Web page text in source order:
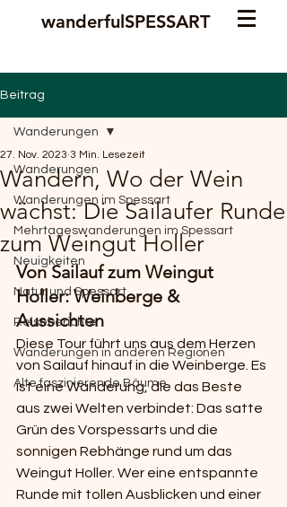
wanderfulSPESSART
Beitrag
Wanderungen
Wanderungen im Spessart
Mehrtageswanderungen im Spessart
Neuigkeiten
Natur und Spessart
Reiseberichte
Wanderungen in anderen Regionen
Alte faszinierende Bäume
Wanderungen
Wandern, Wo der Wein
wächst: Die Sailaufer Runde
zum Weingut Holler
27. Nov. 2023 3 Min. Lesezeit
Von Sailauf zum Weingut
Holler: Weinberge &
Aussichten
Diese Tour führt uns aus dem Herzen
von Sailauf hinauf in die Weinberge. Es
ist eine Wanderung, die das Beste
aus zwei Welten verbindet: Das satte
Grün des Vorspessarts und die
sonnigen Rebhänge rund um das
Weingut Holler. Wer eine entspannte
Runde mit tollen Ausblicken und einer